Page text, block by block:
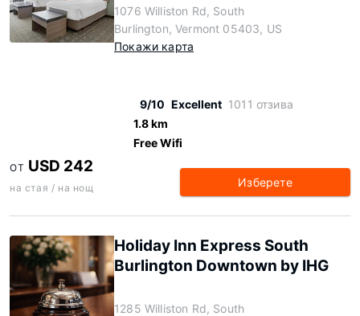
1076 Williston Rd, South
Burlington, Vermont 05403, US
Покажи карта
9/10 Excellent 1011 отзива
1.8 km
Free Wifi
ОТ USD 242
на стая / на нощ Изберете
Holiday Inn Express South
Burlington Downtown by IHG
1285 Williston Rd, South